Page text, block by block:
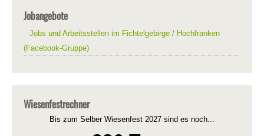
Jobangebote
Jobs und Arbeitsstellen im Fichtelgebirge / Hochfranken
(Facebook-Gruppe)
Wiesenfestrechner
Bis zum Selber Wiesenfest 2027 sind es noch...